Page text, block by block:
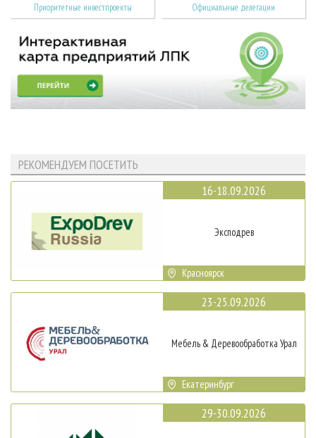
Приоритетные инвестпроекты Официальные делегации
РЕКОМЕНДУЕМ ПОСЕТИТЬ
16-18.09.2026
Эксподрев
Красноярск
23-25.09.2026
Мебель & Деревообработка Урал
Екатеринбург
29-30.09.2026